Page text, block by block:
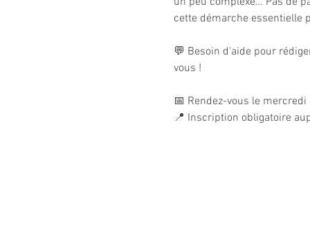
cette démarche essentielle
💬 Besoin d'aide pour
vous !
📅 Rendez-vous le
📍 Inscription obligatoire